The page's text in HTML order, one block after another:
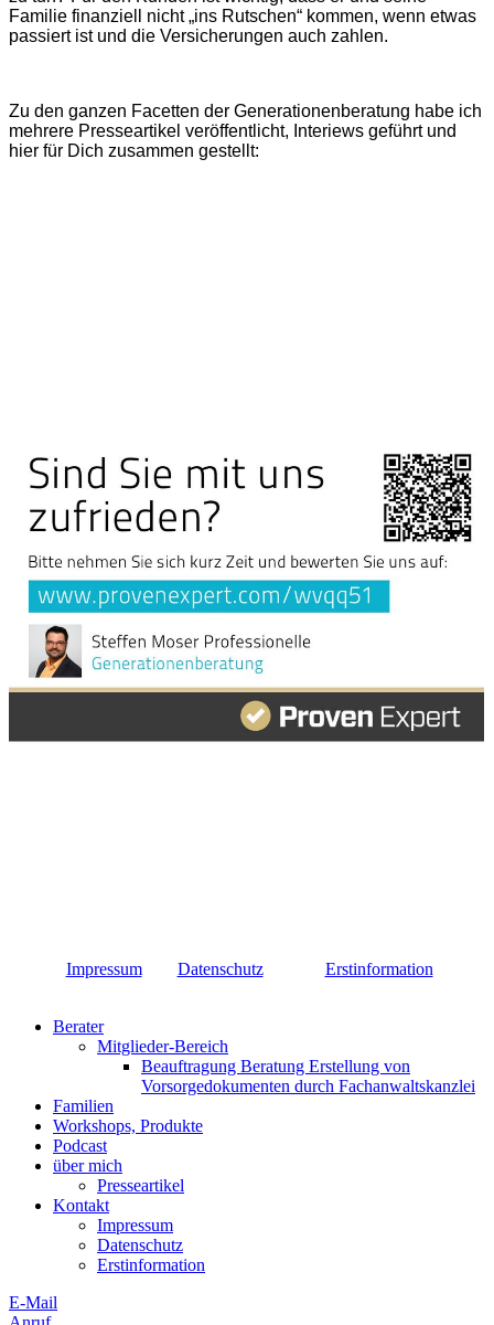
Familie finanziell nicht „ins Rutschen“ kommen, wenn etwas
passiert ist und die Versicherungen auch zahlen.
Zu den ganzen Facetten der Generationenberatung habe ich
mehrere Presseartikel veröffentlicht, Interiews geführt und
hier für Dich zusammen gestellt:
Impressum Datenschutz Erstinformation
Berater
Mitglieder-Bereich
Beauftragung Beratung Erstellung von
Vorsorgedokumenten durch Fachanwaltskanzlei
Familien
Workshops, Produkte
Podcast
über mich
Presseartikel
Kontakt
Impressum
Datenschutz
Erstinformation
E-Mail